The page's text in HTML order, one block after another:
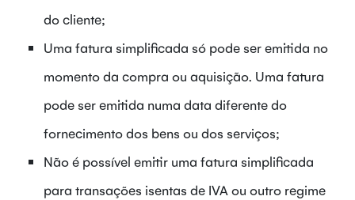
do cliente;
Uma fatura simplificada só pode ser emitida no
momento da compra ou aquisição. Uma fatura
pode ser emitida numa data diferente do
fornecimento dos bens ou dos serviços;
Não é possível emitir uma fatura simplificada
para transações isentas de IVA ou outro regime